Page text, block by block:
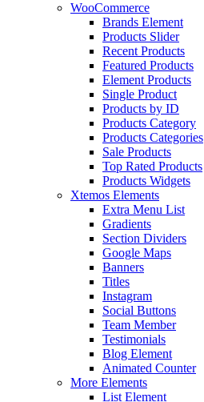
WooCommerce
Brands Element
Products Slider
Recent Products
Featured Products
Element Products
Single Product
Products by ID
Products Category
Products Categories
Sale Products
Top Rated Products
Products Widgets
Xtemos Elements
Extra Menu List
Gradients
Section Dividers
Google Maps
Banners
Titles
Instagram
Social Buttons
Team Member
Testimonials
Blog Element
Animated Counter
More Elements
List Element